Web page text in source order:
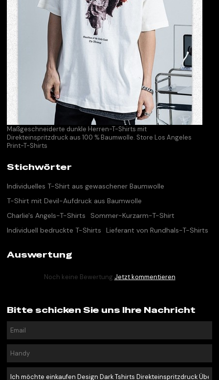
Maßgeschneiderte dunkle Herren-T-Shirts mit
Direkteinspritzdruck aus 100 % Baumwolle. Store Los Angeles
Print-T-Shirts
Stichwörter
Individuelles T-Shirt aus gewaschener Baumwolle
T-Shirt mit Devil-Aufdruck aus Baumwolle
Charlie's Angels-T-Shirts
Sommer-Kurzarm-T-Shirt
Individuell bedruckte T-Shirts
Lieferant von Rundhals-T-Shirts
Auswertung
Noch keine Bewertung Jetzt kommentieren
Bitte schicken Sie uns Ihre Nachricht